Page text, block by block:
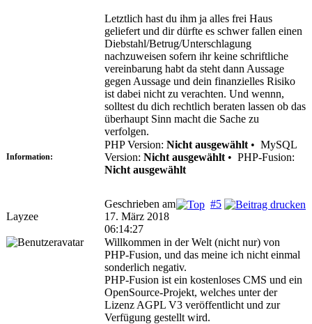
Letztlich hast du ihm ja alles frei Haus
geliefert und dir dürfte es schwer fallen einen
Diebstahl/Betrug/Unterschlagung
nachzuweisen sofern ihr keine schriftliche
vereinbarung habt da steht dann Aussage
gegen Aussage und dein finanzielles Risiko
ist dabei nicht zu verachten. Und wennn,
solltest du dich rechtlich beraten lassen ob das
überhaupt Sinn macht die Sache zu
verfolgen.
Information:
PHP Version: Nicht ausgewählt • MySQL
Version: Nicht ausgewählt • PHP-Fusion:
Nicht ausgewählt
Layzee
#5
Geschrieben am
17. März 2018
06:14:27
Willkommen in der Welt (nicht nur) von
PHP-Fusion, und das meine ich nicht einmal
sonderlich negativ.
PHP-Fusion ist ein kostenloses CMS und ein
OpenSource-Projekt, welches unter der
Lizenz AGPL V3 veröffentlicht und zur
Verfügung gestellt wird.